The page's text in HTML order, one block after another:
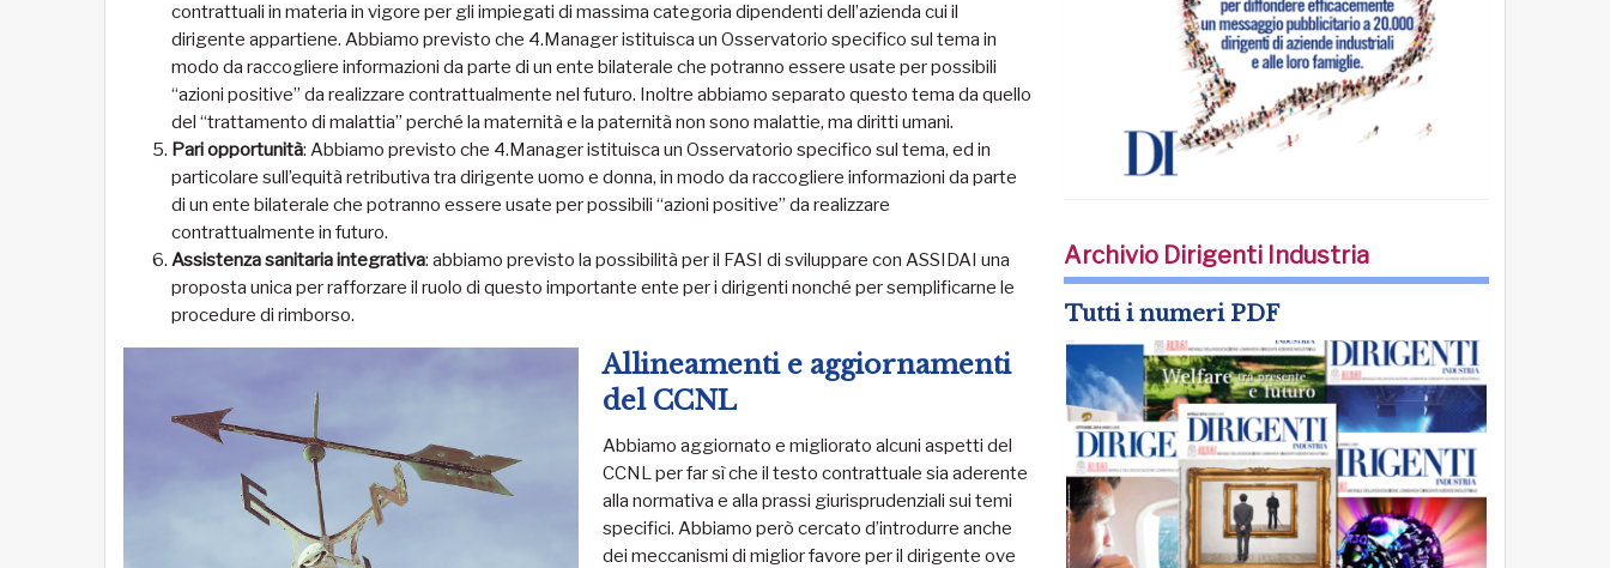
contrattuali in materia in vigore per gli impiegati di massima categoria dipendenti dell’azienda cui il
dirigente appartiene. Abbiamo previsto che 4.Manager istituisca un Osservatorio specifico sul tema in
modo da raccogliere informazioni da parte di un ente bilaterale che potranno essere usate per possibili
“azioni positive” da realizzare contrattualmente nel futuro. Inoltre abbiamo separato questo tema da quello
del “trattamento di malattia” perché la maternità e la paternità non sono malattie, ma diritti umani.
Pari opportunità: Abbiamo previsto che 4.Manager istituisca un Osservatorio specifico sul tema, ed in
particolare sull’equità retributiva tra dirigente uomo e donna, in modo da raccogliere informazioni da parte
di un ente bilaterale che potranno essere usate per possibili “azioni positive” da realizzare
contrattualmente in futuro.
Assistenza sanitaria integrativa: abbiamo previsto la possibilità per il FASI di sviluppare con ASSIDAI una
proposta unica per rafforzare il ruolo di questo importante ente per i dirigenti nonché per semplificarne le
procedure di rimborso.
Allineamenti e aggiornamenti
del CCNL
Abbiamo aggiornato e migliorato alcuni aspetti del
CCNL per far sì che il testo contrattuale sia aderente
alla normativa e alla prassi giurisprudenziali sui temi
specifici. Abbiamo però cercato d’introdurre anche
dei meccanismi di miglior favore per il dirigente ove
Archivio Dirigenti Industria
Tutti i numeri PDF